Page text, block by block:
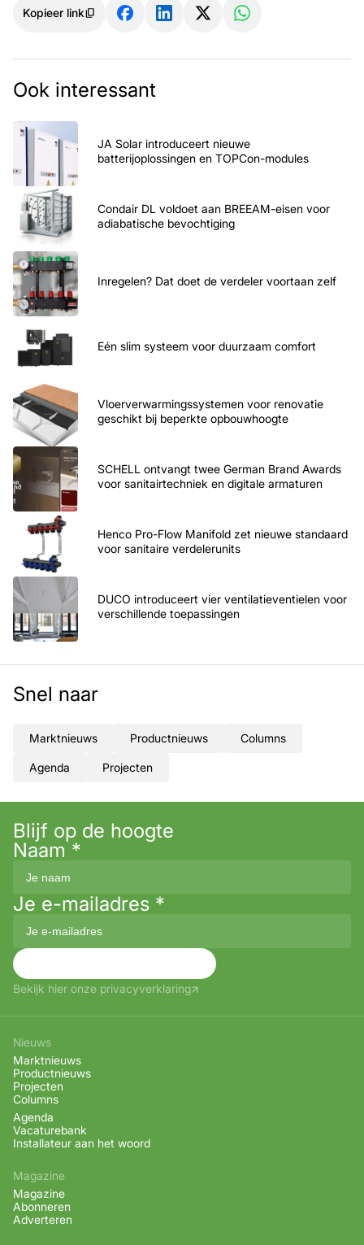
Kopieer link
Ook interessant
JA Solar introduceert nieuwe
batterijoplossingen en TOPCon-modules
Condair DL voldoet aan BREEAM-eisen voor
adiabatische bevochtiging
Inregelen? Dat doet de verdeler voortaan zelf
Eén slim systeem voor duurzaam comfort
Vloerverwarmingssystemen voor renovatie
geschikt bij beperkte opbouwhoogte
SCHELL ontvangt twee German Brand Awards
voor sanitairtechniek en digitale armaturen
Henco Pro-Flow Manifold zet nieuwe standaard
voor sanitaire verdelerunits
DUCO introduceert vier ventilatieventielen voor
verschillende toepassingen
Snel naar
Marktnieuws Productnieuws Columns
Agenda Projecten
Blijf op de hoogte
Naam *
Je e-mailadres *
Bekijk hier onze privacyverklaring
Nieuws
Marktnieuws
Productnieuws
Projecten
Columns
Agenda
Vacaturebank
Installateur aan het woord
Magazine
Magazine
Abonneren
Adverteren